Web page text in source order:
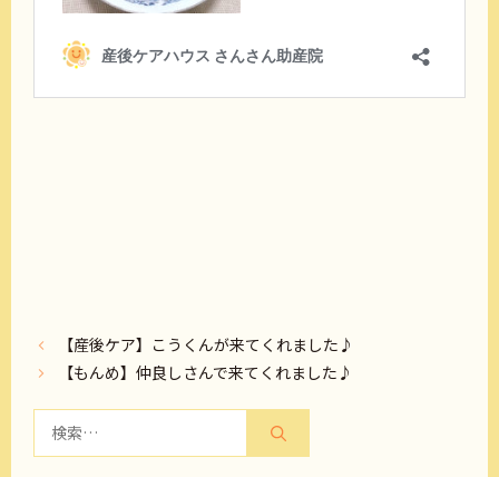
【産後ケア】こうくんが来てくれました♪
【もんめ】仲良しさんで来てくれました♪